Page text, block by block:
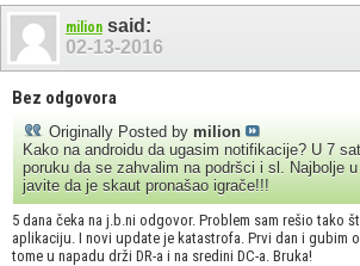
milion said:
02-13-2016
Bez odgovora
Originally Posted by milion
Kako na androidu da ugasim notifikacije? U 7
poruku da se zahvalim na podršci i sl. Najbolje
javite da je skaut pronašao igrače!!!
5 dana čeka na j.b.ni odgovor. Problem sam rešio tako
aplikaciju. I novi update je katastrofa. Prvi dan i gubim
tome u napadu drži DR-a i na sredini DC-a. Bruka!